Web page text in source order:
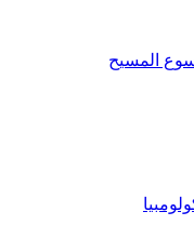
المسيح